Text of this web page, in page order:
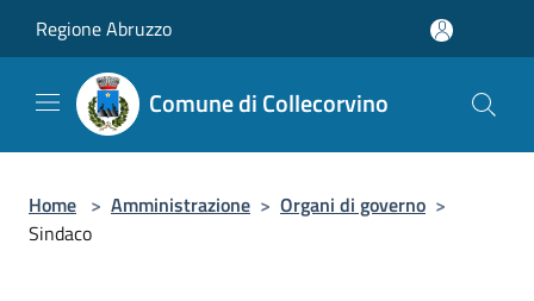
Regione Abruzzo
Comune di Collecorvino
Home > Amministrazione > Organi di governo >
Sindaco